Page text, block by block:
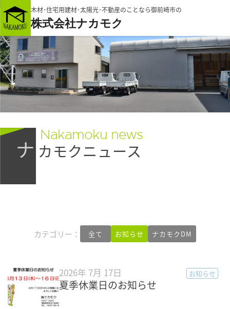
木材･住宅用建材･太陽光･不動産のことなら御前崎市の
株式会社ナカモク
Nakamoku news
ナ カモクニュース
カテゴリー： 全て お知らせ ナカモクDM
2026年 7月 17日 お知らせ
夏季休業日のお知らせ